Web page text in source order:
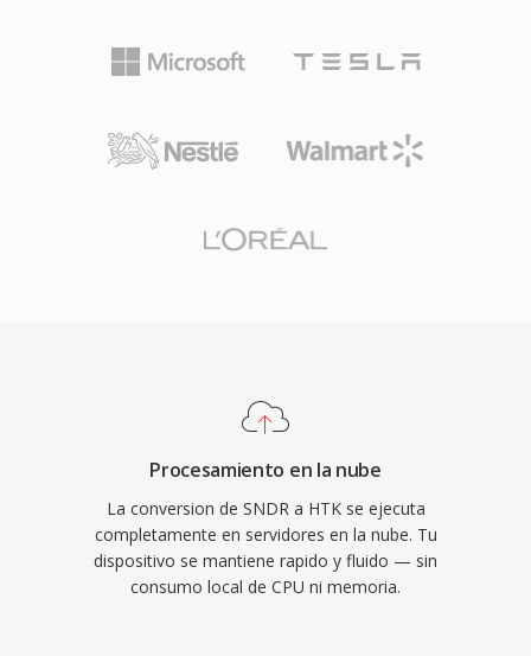
Procesamiento en la nube
La conversion de SNDR a HTK se ejecuta
completamente en servidores en la nube. Tu
dispositivo se mantiene rapido y fluido — sin
consumo local de CPU ni memoria.